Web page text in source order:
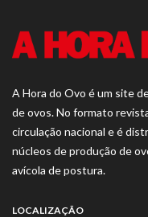
A Hora do Ovo é um site
de ovos. No formato
circulação nacional e é
núcleos de produção de
avícola de postura.
LOCALIZAÇÃO